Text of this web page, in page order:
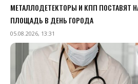
МЕТАЛЛОДЕТЕКТОРЫ И КПП ПОСТАВЯТ
ПЛОЩАДЬ В ДЕНЬ ГОРОДА
05.08.2026, 13:31